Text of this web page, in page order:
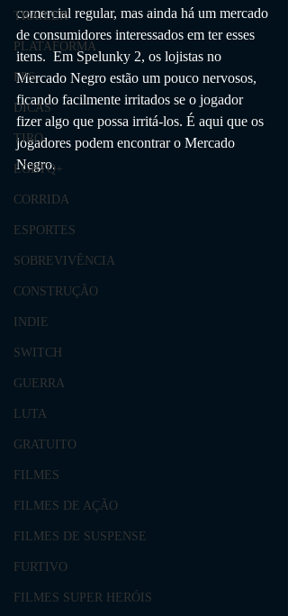
TRAILER
PLATAFORMA
FPS
DICAS
TIRO
LGBTQ+
CORRIDA
ESPORTES
SOBREVIVÊNCIA
CONSTRUÇÃO
INDIE
SWITCH
GUERRA
LUTA
GRATUITO
FILMES
FILMES DE AÇÃO
FILMES DE SUSPENSE
FURTIVO
FILMES SUPER HERÓIS
comercial regular, mas ainda há um mercado
de consumidores interessados ​​em ter esses
itens.  Em Spelunky 2, os lojistas no
Mercado Negro estão um pouco nervosos,
ficando facilmente irritados se o jogador
fizer algo que possa irritá-los. É aqui que os
jogadores podem encontrar o Mercado
Negro.